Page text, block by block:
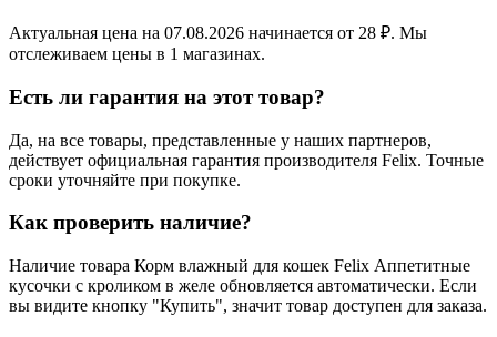
Актуальная цена на 07.08.2026 начинается от 28 ₽. Мы
отслеживаем цены в 1 магазинах.
Есть ли гарантия на этот товар?
Да, на все товары, представленные у наших партнеров,
действует официальная гарантия производителя Felix. Точные
сроки уточняйте при покупке.
Как проверить наличие?
Наличие товара Корм влажный для кошек Felix Аппетитные
кусочки с кроликом в желе обновляется автоматически. Если
вы видите кнопку "Купить", значит товар доступен для заказа.